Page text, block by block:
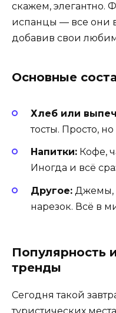
скажем, элегантно.
испанцы — все они
добавив свои
Основные
Хлеб или
тосты. Просто,
Напитки: Кофе,
Иногда и всё
Другое: Джемы,
нарезок. Всё в
Популярность
тренды
Сегодня такой